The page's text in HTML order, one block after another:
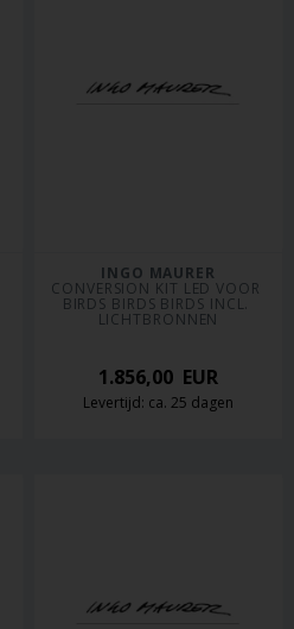
INGO MAURER
CONVERSION KIT LED VOOR
BIRDS BIRDS BIRDS INCL.
LICHTBRONNEN
1.856,00 EUR
Levertijd: ca. 25 dagen